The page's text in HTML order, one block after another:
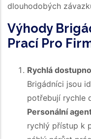
dlouhodobých
Výhody
Prací Pro
Rychlá
Brigádníci jsou
potřebují rychle
Personální
rychlý přístup k